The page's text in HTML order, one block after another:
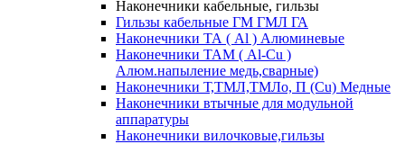
Наконечники кабельные, гильзы
Гильзы кабельные ГМ ГМЛ ГА
Наконечники ТА ( Al ) Алюминевые
Наконечники ТАМ ( Al-Cu )
Алюм.напыление медь,сварные)
Наконечники Т,ТМЛ,ТМЛо, П (Cu) Медные
Наконечники втычные для модульной
аппаратуры
Наконечники вилочковые,гильзы